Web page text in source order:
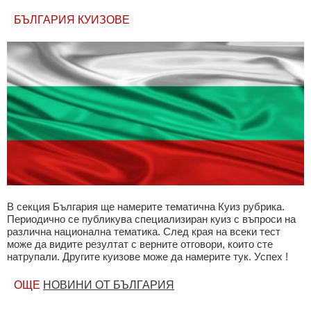
БЪЛГАРИЯ КУИЗОВЕ
В секция България ще намерите тематична Куиз рубрика.
Периодично се публикува специализиран куиз с въпроси на
различна национална тематика. След края на всеки тест
може да видите резултат с верните отговори, които сте
натрупали. Другите куизове може да намерите тук. Успех !
ОЩЕ НОВИНИ ОТ БЪЛГАРИЯ